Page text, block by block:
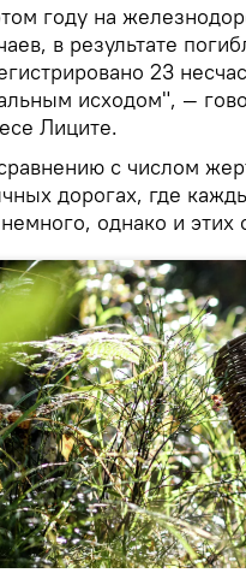
году на
в результате
23
исходом", —
Лиците.
с числом
дорогах, где
однако и